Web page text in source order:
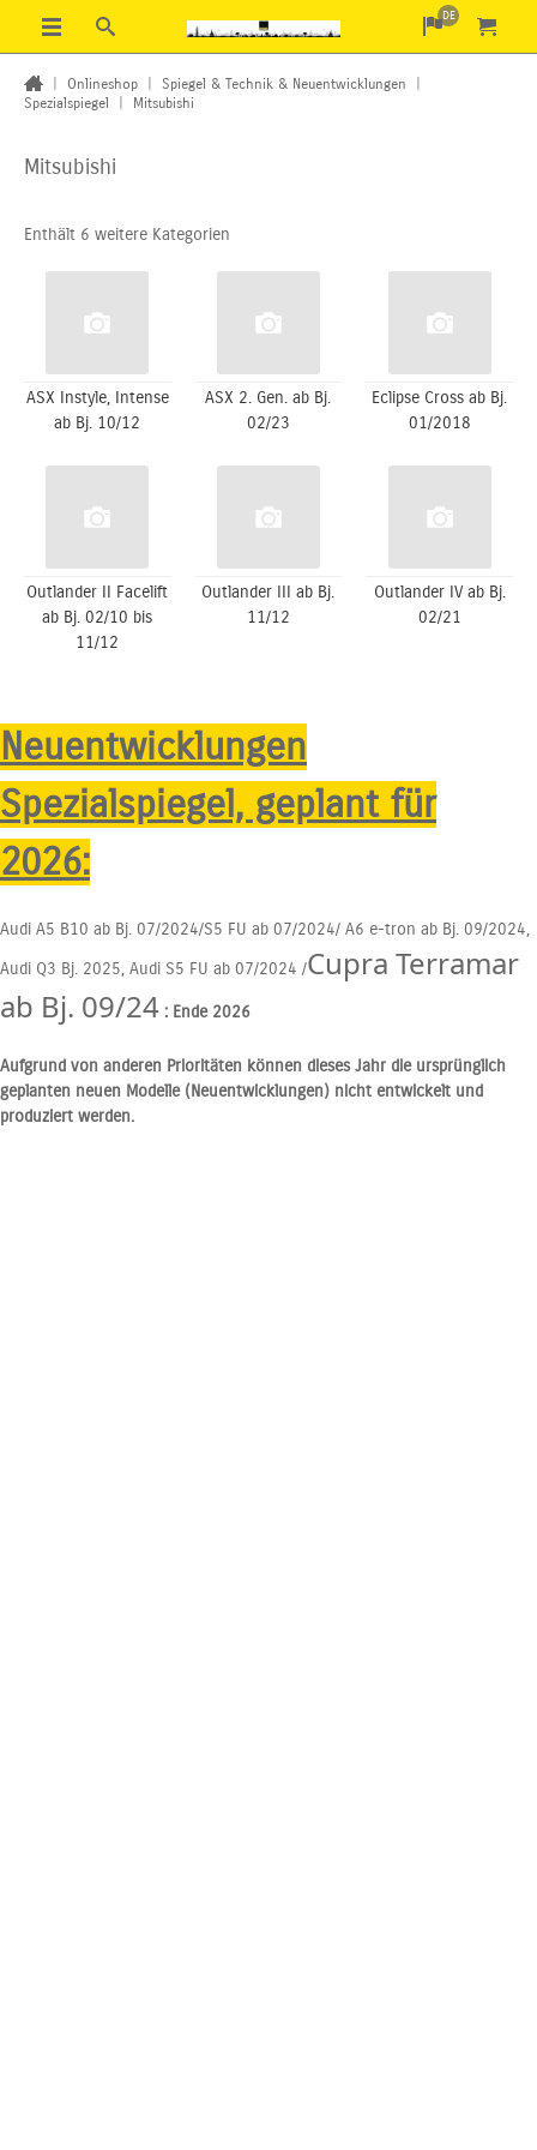
DE
Onlineshop Spiegel & Technik & Neuentwicklungen
Spezialspiegel
Mitsubishi
Mitsubishi
Enthält 6 weitere Kategorien
ASX Instyle, Intense
ab Bj. 10/12
ASX 2. Gen. ab Bj.
02/23
Eclipse Cross ab Bj.
01/2018
Outlander II Facelift
ab Bj. 02/10 bis
11/12
Outlander III ab Bj.
11/12
Outlander IV ab Bj.
02/21
Neuentwicklungen
Spezialspiegel, geplant für
2026:
Audi A5 B10 ab Bj. 07/2024/S5 FU ab 07/2024/ A6 e-tron ab Bj. 09/2024,
Audi Q3 Bj. 2025, Audi S5 FU ab 07/2024 /Cupra Terramar
ab Bj. 09/24 : Ende 2026
Aufgrund von anderen Prioritäten können dieses Jahr die ursprünglich
geplanten neuen Modelle (Neuentwicklungen) nicht entwickelt und
produziert werden.